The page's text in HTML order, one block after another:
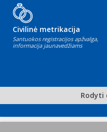
Civilinė metrikacija
Santuokos registracijos apžvalga,
informacija jaunavedžiams
Rodyti